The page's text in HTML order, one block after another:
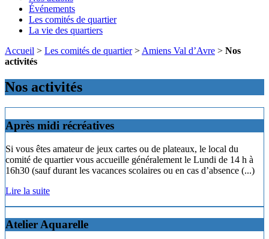
Événements
Les comités de quartier
La vie des quartiers
Accueil > Les comités de quartier>Amiens Val d’Avre > Nos
activités
Nos activités
Après midi récréatives
Si vous êtes amateur de jeux cartes ou de plateaux, le local du
comité de quartier vous accueille généralement le Lundi de 14 h à
16h30 (sauf durant les vacances scolaires ou en cas d’absence (...)
Lire la suite
Atelier Aquarelle